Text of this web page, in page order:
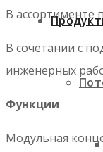
В ассортименте
В сочетании с
инженерных
Функции
Модульная